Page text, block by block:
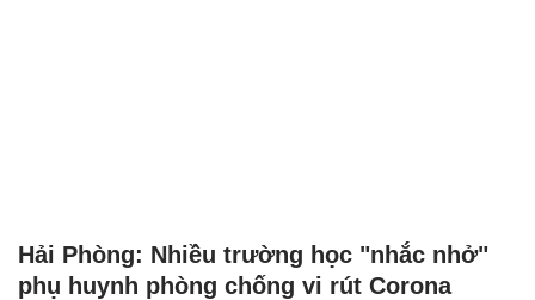
Hải Phòng: Nhiều trường học "nhắc nhở"
phụ huynh phòng chống vi rút Corona